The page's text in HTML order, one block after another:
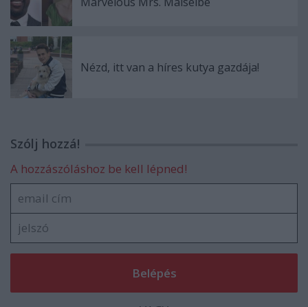
Nézd, itt van a híres kutya gazdája!
Szólj hozzá!
A hozzászóláshoz be kell lépned!